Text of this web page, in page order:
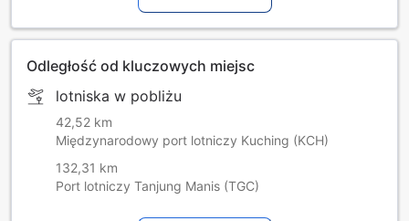
Odległość od kluczowych miejsc
lotniska w pobliżu
42,52 km
Międzynarodowy port lotniczy Kuching (KCH)
132,31 km
Port lotniczy Tanjung Manis (TGC)